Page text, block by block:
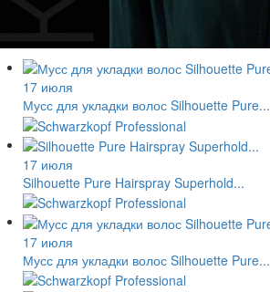
17 июля
Мусс для укладки волос Silhouette Pure...
17 июля
Silhouette Pure Hairspray Superhold...
17 июля
Мусс для укладки волос Silhouette Pure...